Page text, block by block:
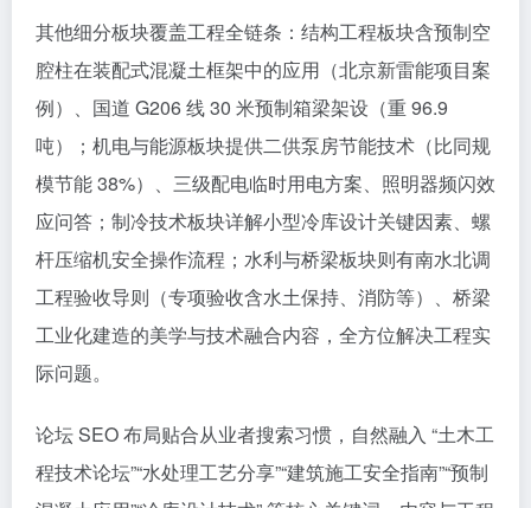
其他细分板块覆盖工程全链条：结构工程板块含预制空
腔柱在装配式混凝土框架中的应用（北京新雷能项目案
例）、国道 G206 线 30 米预制箱梁架设（重 96.9
吨）；机电与能源板块提供二供泵房节能技术（比同规
模节能 38%）、三级配电临时用电方案、照明器频闪效
应问答；制冷技术板块详解小型冷库设计关键因素、螺
杆压缩机安全操作流程；水利与桥梁板块则有南水北调
工程验收导则（专项验收含水土保持、消防等）、桥梁
工业化建造的美学与技术融合内容，全方位解决工程实
际问题。​
论坛 SEO 布局贴合从业者搜索习惯，自然融入 “土木工
程技术论坛”“水处理工艺分享”“建筑施工安全指南”“预制